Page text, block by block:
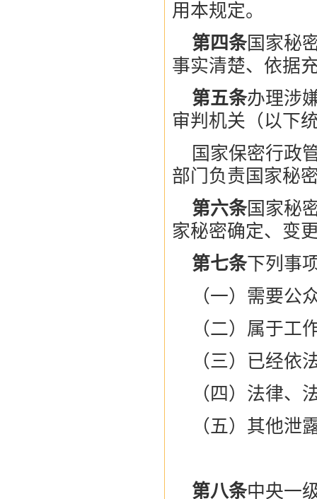
用本规定。
第四条国家秘
事实清楚、依据
第五条办理涉
审判机关（以下
国家保密行政
部门负责国家秘
第六条国家秘
家秘密确定、变
第七条下列事
（一）需要公
（二）属于工
（三）已经依
（四）法律、
（五）其他泄
第八条中央一